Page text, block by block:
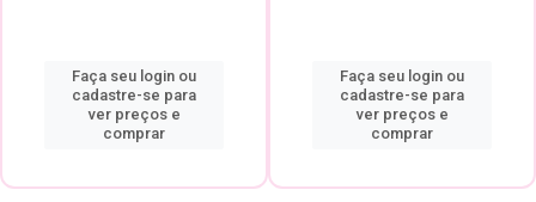
Faça seu login ou
cadastre-se para
ver preços e
comprar
Faça seu login ou
cadastre-se para
ver preços e
comprar